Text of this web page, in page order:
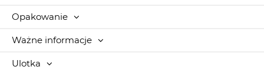
Opakowanie
Ważne informacje
Ulotka